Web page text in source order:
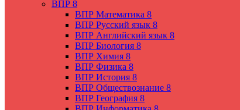
ВПР 8
ВПР Математика 8
ВПР Русский язык 8
ВПР Английский язык 8
ВПР Биология 8
ВПР Химия 8
ВПР Физика 8
ВПР История 8
ВПР Обществознание 8
ВПР География 8